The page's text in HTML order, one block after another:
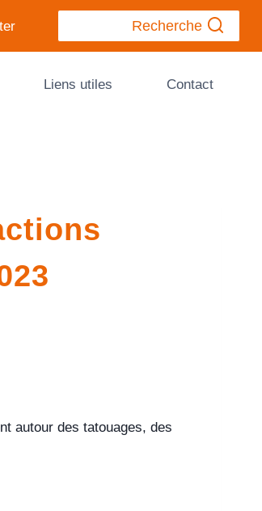
Recherche
Liens utiles Contact
autour des tatouages, des